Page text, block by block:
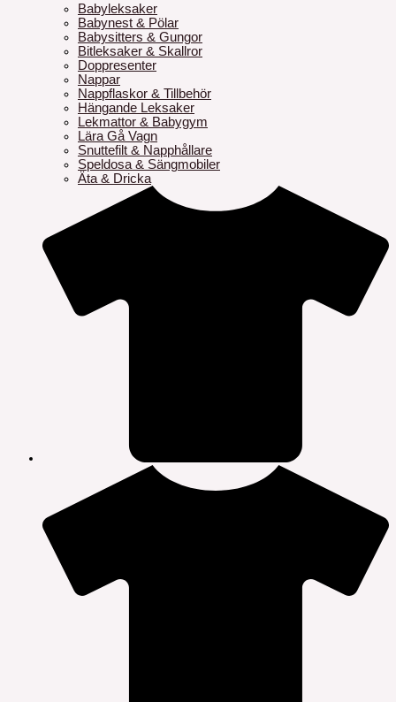
Babyleksaker
Babynest & Pölar
Babysitters & Gungor
Bitleksaker & Skallror
Doppresenter
Nappar
Nappflaskor & Tillbehör
Hängande Leksaker
Lekmattor & Babygym
Lära Gå Vagn
Snuttefilt & Napphållare
Speldosa & Sängmobiler
Äta & Dricka